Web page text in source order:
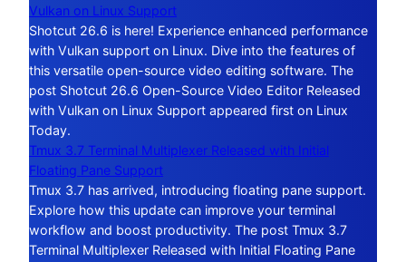
Vulkan on Linux Support
Shotcut 26.6 is here! Experience enhanced performance
with Vulkan support on Linux. Dive into the features of
this versatile open-source video editing software. The
post Shotcut 26.6 Open-Source Video Editor Released
with Vulkan on Linux Support appeared first on Linux
Today.
Tmux 3.7 Terminal Multiplexer Released with Initial
Floating Pane Support
Tmux 3.7 has arrived, introducing floating pane support.
Explore how this update can improve your terminal
workflow and boost productivity. The post Tmux 3.7
Terminal Multiplexer Released with Initial Floating Pane